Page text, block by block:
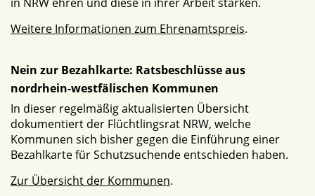
Weitere Informationen zum Ehrenamtspreis.
Nein zur Bezahlkarte: Ratsbeschlüsse aus
nordrhein-westfälischen Kommunen
In dieser regelmäßig aktualisierten Übersicht
dokumentiert der Flüchtlingsrat NRW, welche
Kommunen sich bisher gegen die Einführung einer
Bezahlkarte für Schutzsuchende entschieden haben.
Zur Übersicht der Kommunen.